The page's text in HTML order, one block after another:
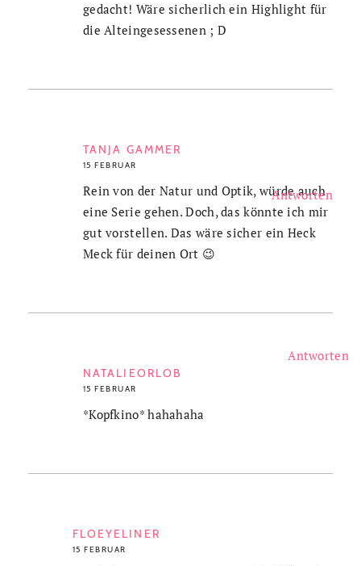
gedacht! Wäre sicherlich ein Highlight für
die Alteingesessenen ; D
TANJA GAMMER
15 FEBRUAR
Rein von der Natur und Optik, würde auch
eine Serie gehen. Doch, das könnte ich mir
gut vorstellen. Das wäre sicher ein Heck
Meck für deinen Ort 😉
NATALIEORLOB
15 FEBRUAR
Antworten
*Kopfkino* hahahaha
FLOEYELINER
15 FEBRUAR
Antworten